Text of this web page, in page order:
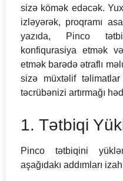
sizə kömək edəcək.
izləyərək, proqramı
yazıda, Pinco
konfiqurasiya etmək
etmək barədə ətraflı
sizə müxtəlif
təcrübənizi artırmağı
1. Tətbiqi
Pinco tətbiqini
aşağıdakı addımları